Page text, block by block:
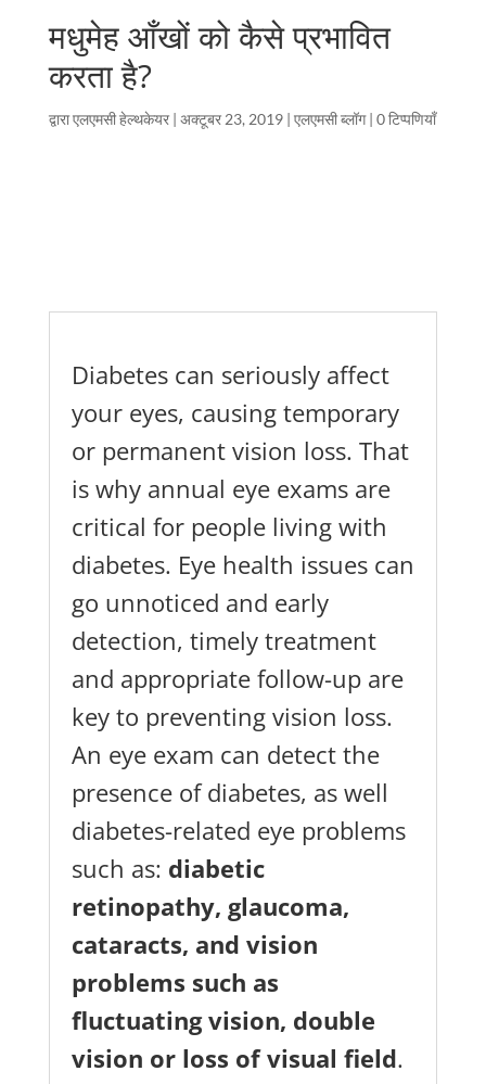
मधुमेह आँखों को कैसे प्रभावित
करता है?
द्वाराएलएमसी हेल्थकेयर| अक्टूबर 23, 2019| एलएमसी ब्लॉग| 0 टिप्पणियाँ
Diabetes can seriously affect
your eyes, causing temporary
or permanent vision loss. That
is why annual eye exams are
critical for people living with
diabetes. Eye health issues can
go unnoticed and early
detection, timely treatment
and appropriate follow-up are
key to preventing vision loss.
An eye exam can detect the
presence of diabetes, as well
diabetes-related eye problems
such as: diabetic
retinopathy, glaucoma,
cataracts, and vision
problems such as
fluctuating vision, double
vision or loss of visual field.
हमारे एलएमसी इनसाइडर
न्यूज़लेटर के लिए साइन अप करें!